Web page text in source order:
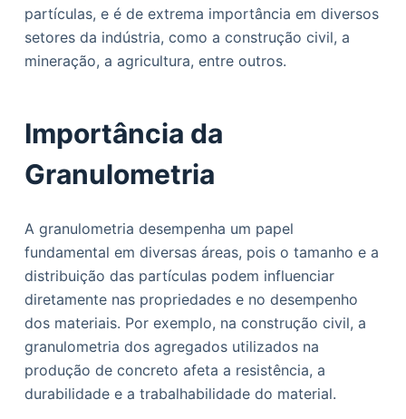
opartículas, e é de extrema importância em diversos
setores da indústria, como a construção civil, a
mineração, a agricultura, entre outros.
Importância da
Granulometria
A granulometria desempenha um papel
fundamental em diversas áreas, pois o tamanho e a
distribuição das partículas podem influenciar
diretamente nas propriedades e no desempenho
dos materiais. Por exemplo, na construção civil, a
granulometria dos agregados utilizados na
produção de concreto afeta a resistência, a
durabilidade e a trabalhabilidade do material.